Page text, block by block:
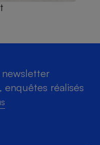
enquêtes réalisés